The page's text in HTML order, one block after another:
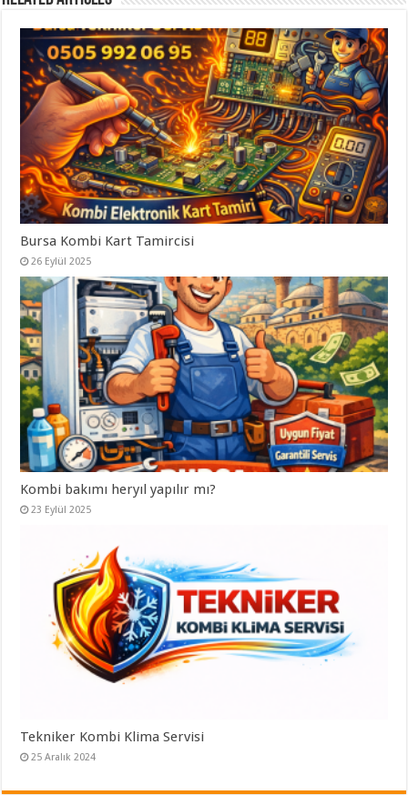
Bursa Kombi Kart Tamircisi
26 Eylül 2025
Kombi bakımı heryıl yapılır mı?
23 Eylül 2025
Tekniker Kombi Klima Servisi
25 Aralık 2024